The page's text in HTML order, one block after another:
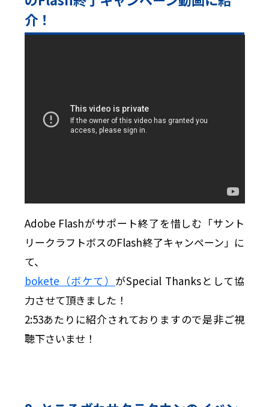
介！
Adobe Flashがサポート終了を惜しむ「サント
リークラフトボスのFlash終了キャンペーン」に
て、
bokete（ボケて） がSpecial Thanksとして協
力させて頂きました！
2:53あたりに紹介されておりますので是非ご視
聴下さいませ！